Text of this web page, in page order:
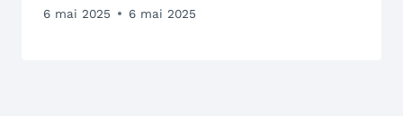
6 mai 2025 6 mai 2025